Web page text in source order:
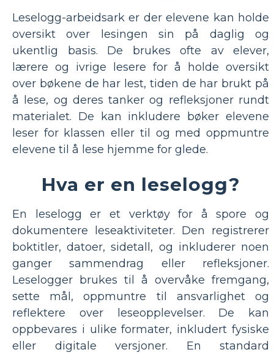
Leselogg-arbeidsark er der elevene kan holde
oversikt over lesingen sin på daglig og
ukentlig basis. De brukes ofte av elever,
lærere og ivrige lesere for å holde oversikt
over bøkene de har lest, tiden de har brukt på
å lese, og deres tanker og refleksjoner rundt
materialet. De kan inkludere bøker elevene
leser for klassen eller til og med oppmuntre
elevene til å lese hjemme for glede.
Hva er en leselogg?
En leselogg er et verktøy for å spore og
dokumentere leseaktiviteter. Den registrerer
boktitler, datoer, sidetall, og inkluderer noen
ganger sammendrag eller refleksjoner.
Leselogger brukes til å overvåke fremgang,
sette mål, oppmuntre til ansvarlighet og
reflektere over leseopplevelser. De kan
oppbevares i ulike formater, inkludert fysiske
eller digitale versjoner. En standard